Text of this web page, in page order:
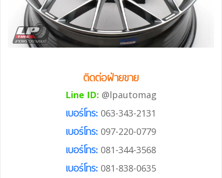
ติดต่อฝ่ายขาย
Line ID: @lpautomag
เบอร์โทร: 063-343-2131
เบอร์โทร: 097-220-0779
เบอร์โทร: 081-344-3568
เบอร์โทร: 081-838-0635